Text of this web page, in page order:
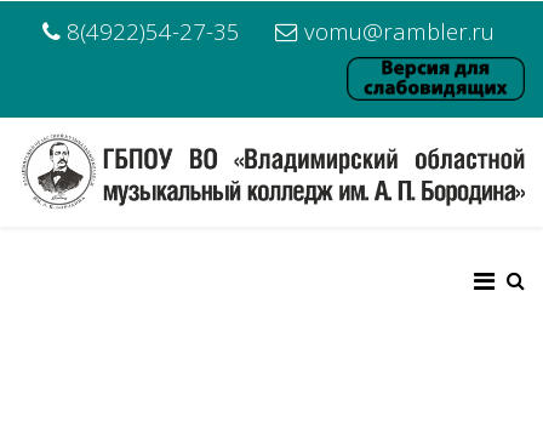
8(4922)54-27-35 vomu@rambler.ru